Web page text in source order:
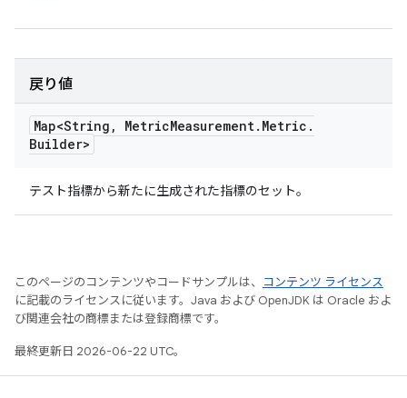
戻り値
Map<String , MetricMeasurement. Metric .
Builder>
テスト指標から新たに生成された指標のセット。
このページのコンテンツやコードサンプルは、
コンテンツ ライセンス
に記載のライセンスに従います。Java および OpenJDK は Oracle およ
び関連会社の商標または登録商標です。
最終更新日 2026-06-22 UTC。